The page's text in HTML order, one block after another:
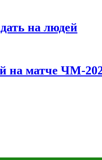
на людей
на матче ЧМ-